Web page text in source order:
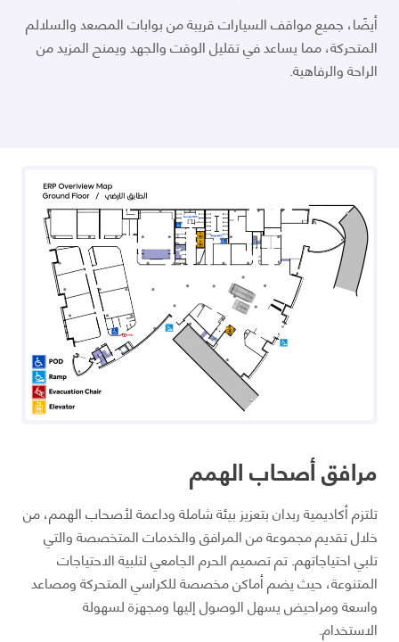
أيضًا، جميع مواقف السيارات قريبة من بوابات المصعد والسلالم
المتحركة، مما يساعد في تقليل الوقت والجهد ويمنح المزيد من
الراحة والرفاهية.
مرافق أصحاب الهمم
تلتزم أكاديمية ربدان بتعزيز بيئة شاملة وداعمة لأصحاب الهمم، من
خلال تقديم مجموعة من المرافق والخدمات المتخصصة والتي
تلبي احتياجاتهم. تم تصميم الحرم الجامعي لتلبية الاحتياجات
المتنوعة، حيث يضم أماكن مخصصة للكراسي المتحركة ومصاعد
واسعة ومراحيض يسهل الوصول إليها ومجهزة لسهولة
الاستخدام.